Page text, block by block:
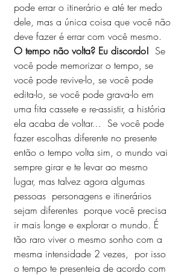
pode errar o itinerário e até ter medo
dele, mas a única coisa que você não
deve fazer é errar com você mesmo.
O tempo não volta? Eu discordo! Se
você pode memorizar o tempo, se
você pode revive-lo, se você pode
edita-lo, se você pode grava-lo em
uma fita cassete e re-assistir, a história
ela acaba de voltar…  Se você pode
fazer escolhas diferente no presente
então o tempo volta sim, o mundo vai
sempre girar e te levar ao mesmo
lugar, mas talvez agora algumas
pessoas  personagens e itinerários
sejam diferentes  porque você precisa
ir mais longe e explorar o mundo. É
tão raro viver o mesmo sonho com a
mesma intensidade 2 vezes,  por isso
o tempo te presenteia de acordo com